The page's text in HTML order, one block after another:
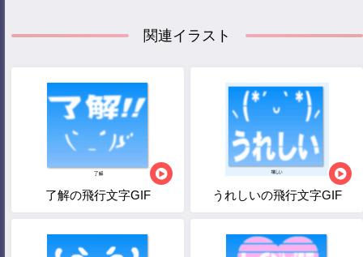
関連イラスト
了解の飛行文字GIF うれしいの飛行文字GIF